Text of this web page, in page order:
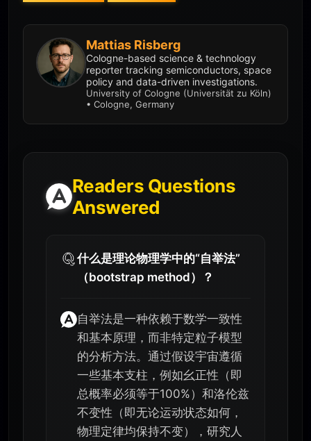
Mattias Risberg
Cologne-based science & technology
reporter tracking semiconductors, space
policy and data-driven investigations.
University of Cologne (Universität zu Köln)
• Cologne, Germany
Readers Questions
Answered
什么是理论物理学中的“自举法”
（bootstrap method）？
自举法是一种依赖于数学一致性
和基本原理，而非特定粒子模型
的分析方法。通过假设宇宙遵循
一些基本支柱，例如幺正性（即
总概率必须等于100%）和洛伦兹
不变性（即无论运动状态如何，
物理定律均保持不变），研究人